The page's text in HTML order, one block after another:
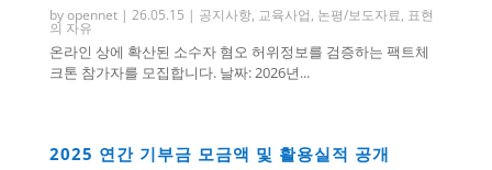
byopennet| 26.05.15 | 공지사항, 교육사업, 논평/보도자료, 표현
의 자유
온라인 상에 확산된 소수자 혐오 허위정보를 검증하는 팩트체
크톤 참가자를 모집합니다. 날짜: 2026년...
2025 연간 기부금 모금액 및 활용실적 공개